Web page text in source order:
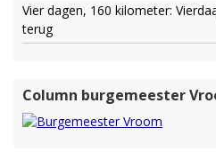
Vier dagen, 160 kilometer:
terug
Column burgemeester